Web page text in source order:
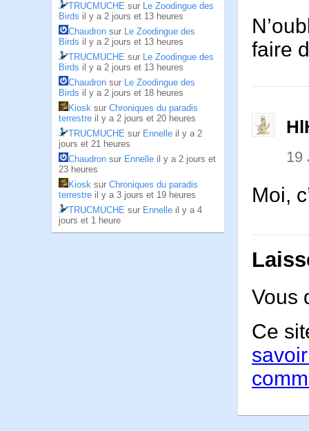
TRUCMUCHE sur Le Zoodingue des
Birds il y a 2 jours et 13 heures
Chaudron sur Le Zoodingue des
Birds il y a 2 jours et 13 heures
TRUCMUCHE sur Le Zoodingue des
Birds il y a 2 jours et 13 heures
Chaudron sur Le Zoodingue des
Birds il y a 2 jours et 18 heures
Kiosk sur Chroniques du paradis
terrestre il y a 2 jours et 20 heures
TRUCMUCHE sur Ennelle il y a 2
jours et 21 heures
Chaudron sur Ennelle il y a 2 jours et
23 heures
Kiosk sur Chroniques du paradis
terrestre il y a 3 jours et 19 heures
TRUCMUCHE sur Ennelle il y a 4
jours et 1 heure
faire
19
Moi,
Vous
Ce